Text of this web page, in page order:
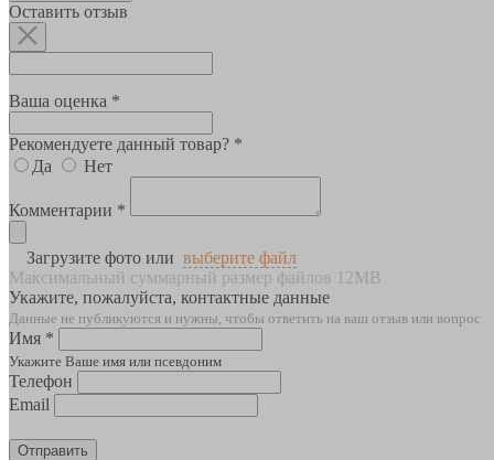
Оставить отзыв
Ваша оценка *
Рекомендуете данный товар? *
Да
Нет
Комментарии *
Загрузите фото или выберите файл
Максимальный суммарный размер файлов 12MB
Укажите, пожалуйста, контактные данные
Данные не публикуются и нужны, чтобы ответить на ваш отзыв или вопрос
Имя *
Укажите Ваше имя или псевдоним
Телефон
Email
Отправить